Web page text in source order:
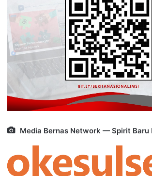
Media Bernas Network — Spirit Baru